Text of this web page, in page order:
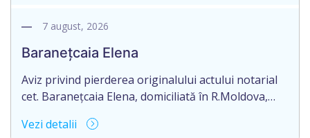
autentificat de notarul Nimerenco Silvia.
7 august, 2026
Baranețcaia Elena
Aviz privind pierderea originalului actului notarial
cet. Baranețcaia Elena, domiciliată în R.Moldova,
pierderea originalului actului notarial: contract de
Vezi detalii